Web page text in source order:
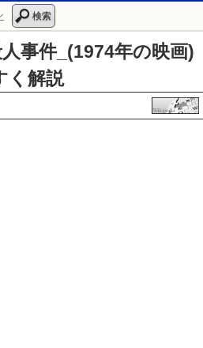
検索
事件_(1974年の映画)
く解説